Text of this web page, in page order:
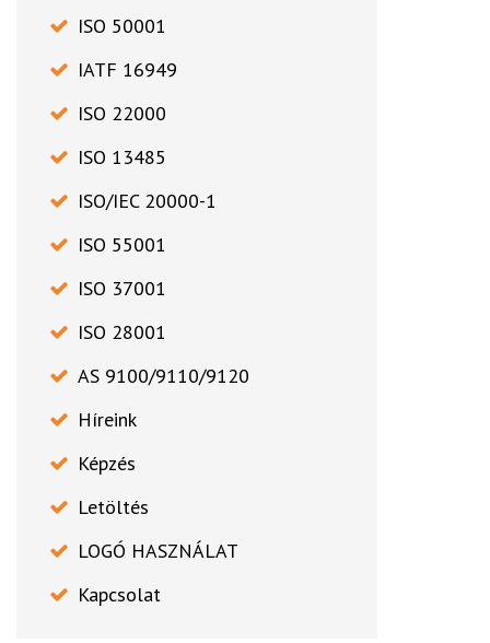
ISO 50001
IATF 16949
ISO 22000
ISO 13485
ISO/IEC 20000-1
ISO 55001
ISO 37001
ISO 28001
AS 9100/9110/9120
Híreink
Képzés
Letöltés
LOGÓ HASZNÁLAT
Kapcsolat